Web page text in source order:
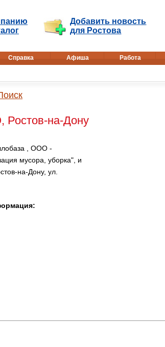
Добавить новость
для Ростова
Справка Афиша Работа
Ростов-на-Дону
, ООО -
мусора, уборка", и
на-Дону, ул.